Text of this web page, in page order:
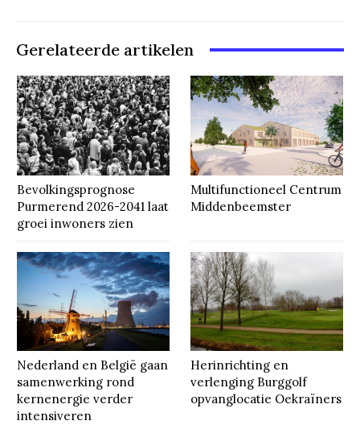
Gerelateerde artikelen
Bevolkingsprognose
Purmerend 2026-2041 laat
groei inwoners zien
Multifunctioneel Centrum
Middenbeemster
Nederland en België gaan
samenwerking rond
kernenergie verder
intensiveren
Herinrichting en
verlenging Burggolf
opvanglocatie Oekraïners